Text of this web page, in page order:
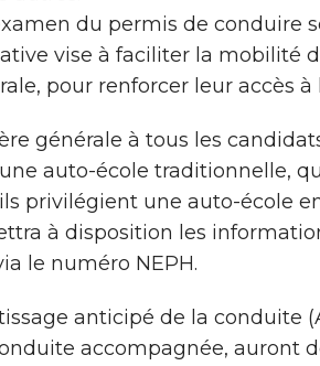
du permis de conduire
vise à faciliter la mobilité
pour renforcer leur accès à
générale à tous les
auto-école traditionnelle,
privilégient une auto-école
à disposition les
le numéro NEPH.
anticipé de la conduite
accompagnée, auront